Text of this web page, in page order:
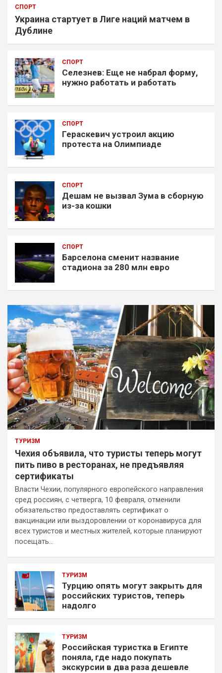
СПОРТ
Украина стартует в Лиге наций матчем в
Дублине
СПОРТ
Селезнев: Еще не набрал форму,
нужно работать и работать
СПОРТ
Гераскевич устроил акцию
протеста на Олимпиаде
СПОРТ
Дешам не вызвал Зума в сборную
из-за кошки
СПОРТ
Барселона сменит название
стадиона за 280 млн евро
ТУРИЗМ
Чехия объявила, что туристы теперь могут
пить пиво в ресторанах, не предъявляя
сертификаты
Власти Чехии, популярного европейского направления
сред россиян, с четверга, 10 февраля, отменили
обязательство предоставлять сертификат о
вакцинации или выздоровлении от коронавируса для
всех туристов и местных жителей, которые планируют
посещать…
ТУРИЗМ
Турцию опять могут закрыть для
российских туристов, теперь
надолго
ТУРИЗМ
Российская туристка в Египте
поняла, где надо покупать
экскурсии в два раза дешевле